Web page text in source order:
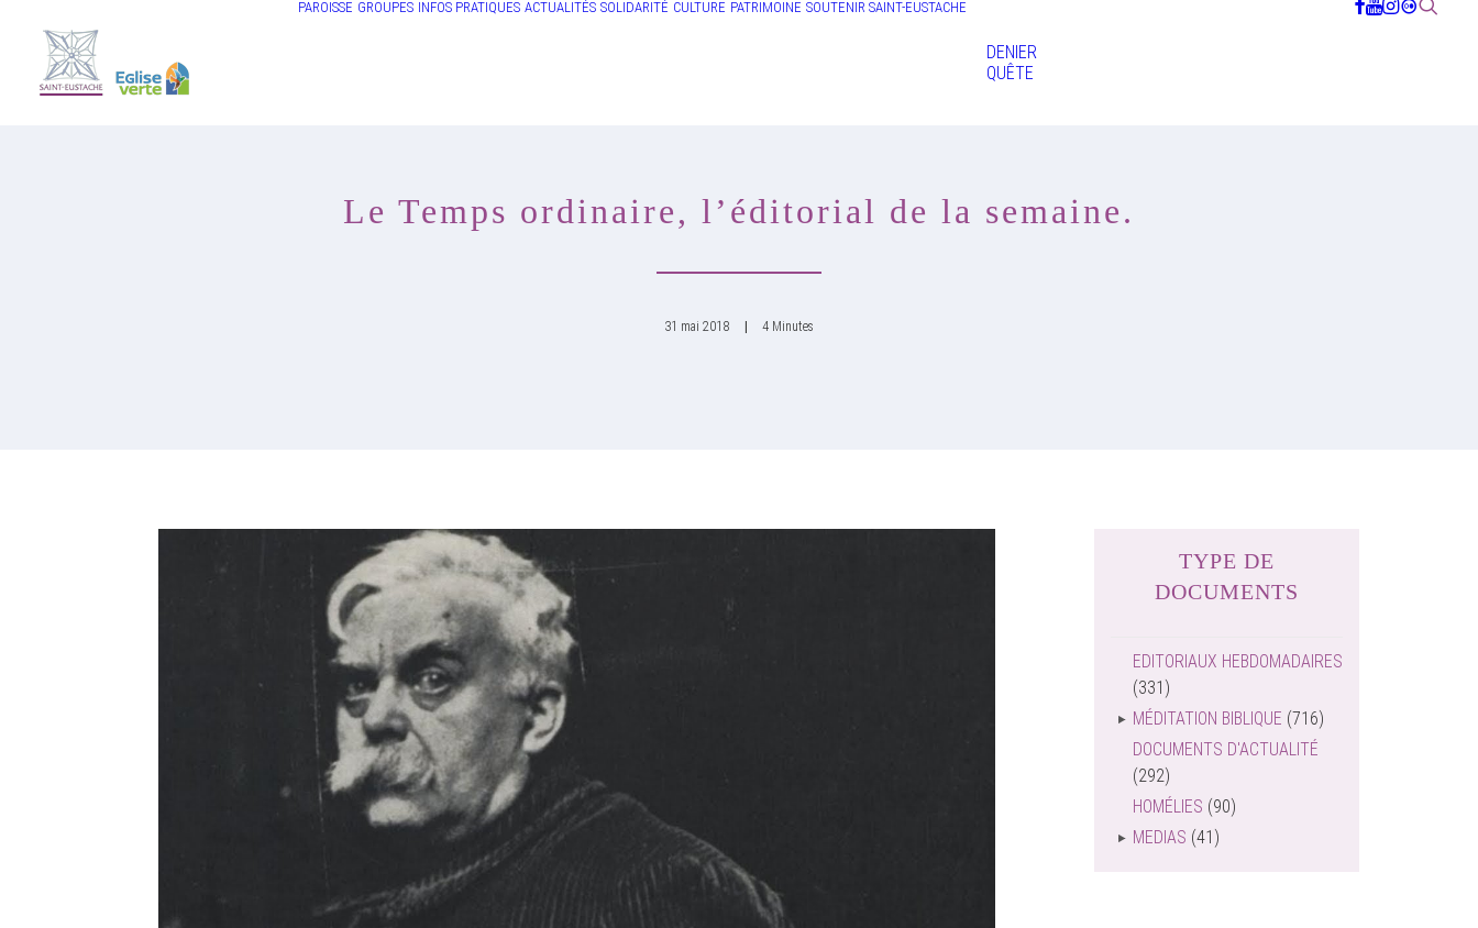
PAROISSE GROUPES INFOS PRATIQUES ACTUALITÉS SOLIDARITÉ CULTURE PATRIMOINE SOUTENIR SAINT-EUSTACHE
DENIER
QUÊTE
Le Temps ordinaire, l’éditorial de la semaine.
31 mai 2018 4 Minutes
TYPE DE
DOCUMENTS
EDITORIAUX HEBDOMADAIRES
(331)
MÉDITATION BIBLIQUE (716)
DOCUMENTS D'ACTUALITÉ
(292)
HOMÉLIES (90)
MEDIAS (41)